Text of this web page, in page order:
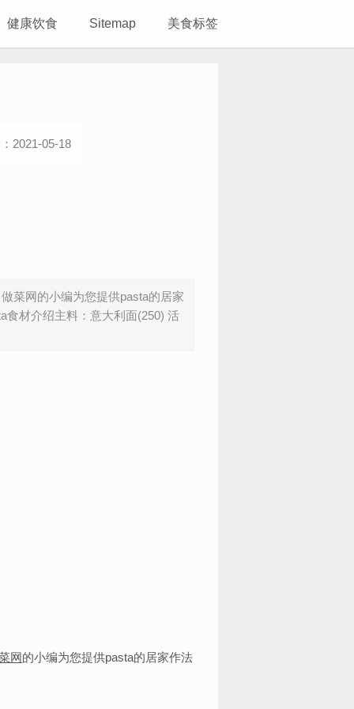
健康饮食 Sitemap 美食标签
2021-05-18
菜网的小编为您提供pasta的居家
食材介绍主料：意大利面(250) 活
网的小编为您提供pasta的居家作法